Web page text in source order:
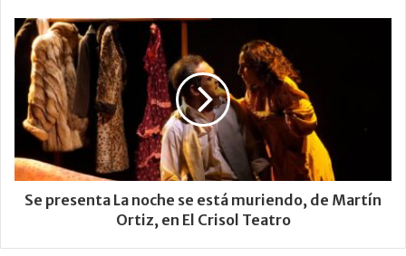
Se presenta La noche se está muriendo, de Martín
Ortiz, en El Crisol Teatro